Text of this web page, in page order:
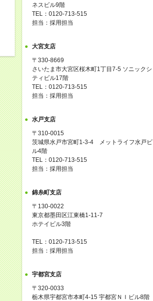
ネスビル9階
TEL：0120-713-515
担当：採用担当
大宮支店
〒330-8669
さいたま市大宮区桜木町1丁目7-5 ソニックシ
ティビル17階
TEL：0120-713-515
担当：採用担当
水戸支店
〒310-0015
茨城県水戸市宮町1-3-4 メットライフ水戸ビ
ル4階
TEL：0120-713-515
担当：採用担当
錦糸町支店
〒130-0022
東京都墨田区江東橋1-11-7
ホテイビル3階
TEL：0120-713-515
担当：採用担当
宇都宮支店
〒320-0033
栃木県宇都宮市本町4-15 宇都宮ＮＩビル8階